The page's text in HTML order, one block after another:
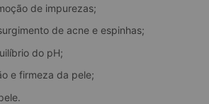
de impurezas;
de acne e espinhas;
do pH;
e firmeza da pele;